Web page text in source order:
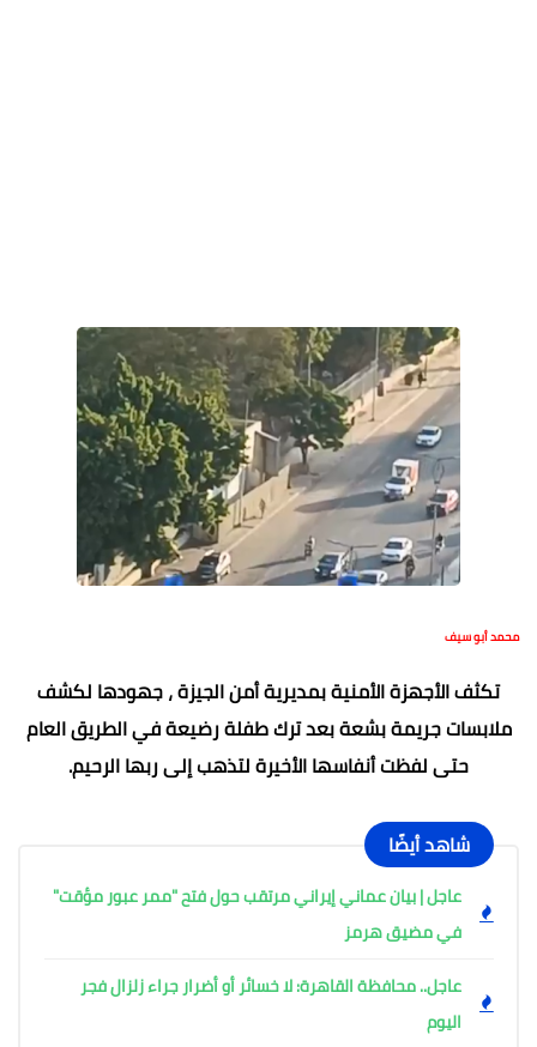
محمد أبو سيف
تكثف الأجهزة الأمنية بمديرية أمن الجيزة ، جهودها لكشف
ملابسات جريمة بشعة بعد ترك طفلة رضيعة في الطريق العام
حتى لفظت أنفاسها الأخيرة لتذهب إلى ربها الرحيم.
شاهد أيضًا
عاجل | بيان عماني إيراني مرتقب حول فتح "ممر عبور مؤقت"
في مضيق هرمز
عاجل.. محافظة القاهرة: لا خسائر أو أضرار جراء زلزال فجر
اليوم